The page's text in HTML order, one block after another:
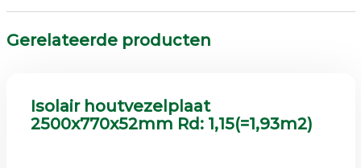
Gerelateerde producten
Isolair houtvezelplaat
2500x770x52mm Rd: 1,15(=1,93m2)